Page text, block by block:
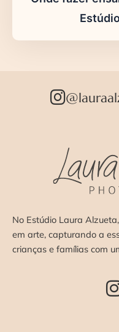
No Estúdio Laura
em arte, capturando a
crianças e famílias com